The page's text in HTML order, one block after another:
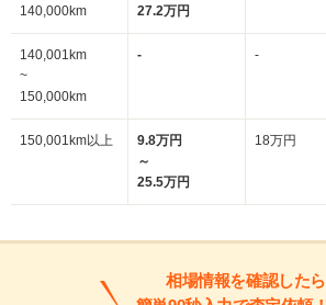
140,000km 27.2万円
140,001km
~
150,000km
- -
150,001km以上
9.8万円
～
25.5万円
18万円
相場情報を確認したら